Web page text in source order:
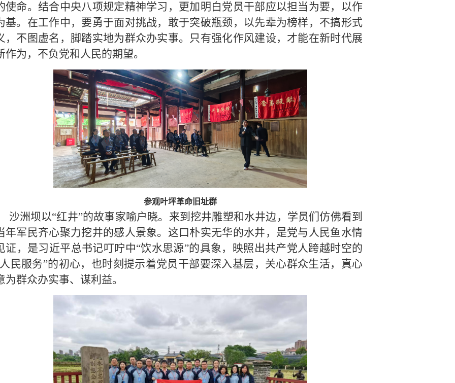
使命。结合中央八项规定精神学习，更加明白党员干部应以担当为要，以作
基。在工作中，要勇于面对挑战，敢于突破瓶颈，以先辈为榜样，不搞形式
，不图虚名，脚踏实地为群众办实事。只有强化作风建设，才能在新时代展
作为，不负党和人民的期望。
参观叶坪革命旧址群
沙洲坝以“红井”的故事家喻户晓。来到挖井雕塑和水井边，学员们仿佛看到
年军民齐心聚力挖井的感人景象。这口朴实无华的水井，是党与人民鱼水情
证，是习近平总书记叮咛中“饮水思源”的具象，映照出共产党人跨越时空的
民服务”的初心，也时刻提示着党员干部要深入基层，关心群众生活，真心
为群众办实事、谋利益。